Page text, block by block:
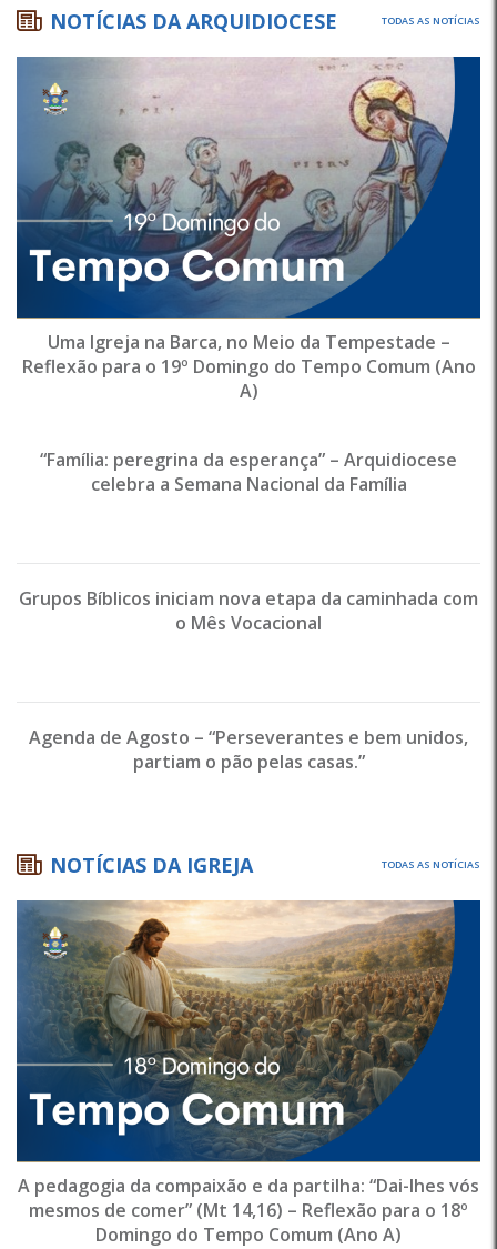
NOTÍCIAS DA ARQUIDIOCESE TODAS AS NOTÍCIAS
Uma Igreja na Barca, no Meio da Tempestade –
Reflexão para o 19º Domingo do Tempo Comum (Ano
A)
“Família: peregrina da esperança” – Arquidiocese
celebra a Semana Nacional da Família
Grupos Bíblicos iniciam nova etapa da caminhada com
o Mês Vocacional
Agenda de Agosto – “Perseverantes e bem unidos,
partiam o pão pelas casas.”
NOTÍCIAS DA IGREJA TODAS AS NOTÍCIAS
A pedagogia da compaixão e da partilha: “Dai-lhes vós
mesmos de comer” (Mt 14,16) – Reflexão para o 18º
Domingo do Tempo Comum (Ano A)